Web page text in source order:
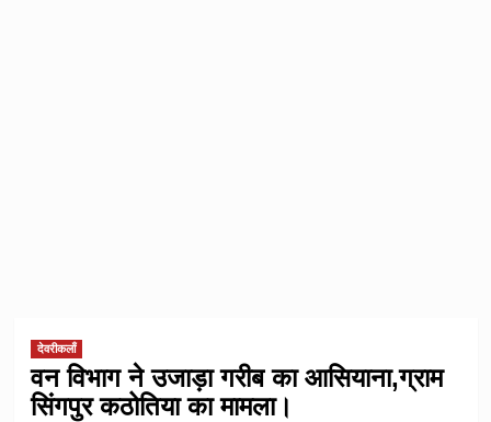
देवरीकलाँ
वन विभाग ने उजाड़ा गरीब का आसियाना,ग्राम
सिंगपुर कठोतिया का मामला।